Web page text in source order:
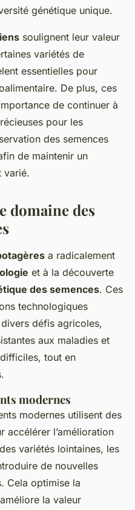
génétique unique.
soulignent leur valeur
variétés de
essentielles pour
De plus, ces
de continuer à
pour les
des semences
de maintenir un
varié.
domaine des
a radicalement
et à la découverte
des semences. Ces
technologiques
défis agricoles,
aux maladies et
tout en
modernes
modernes utilisent des
accélérer l’amélioration
variétés lointaines, les
de nouvelles
Cela optimise la
la valeur